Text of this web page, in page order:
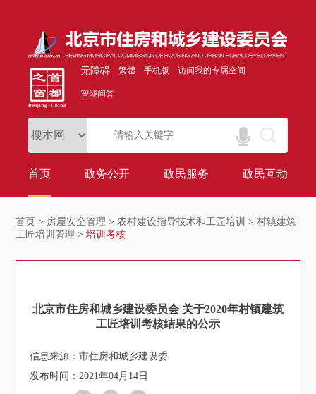
无障碍 繁體 手机版 访问我的专属空间
智能问答
首页 政务公开 政民服务 政民互动
首页 > 房屋安全管理 >农村建设指导技术和工匠培训 >村镇建筑
工匠培训管理 >培训考核
北京市住房和城乡建设委员会 关于2020年村镇建筑
工匠培训考核结果的公示
信息来源：市住房和城乡建设委
发布时间：2021年04月14日